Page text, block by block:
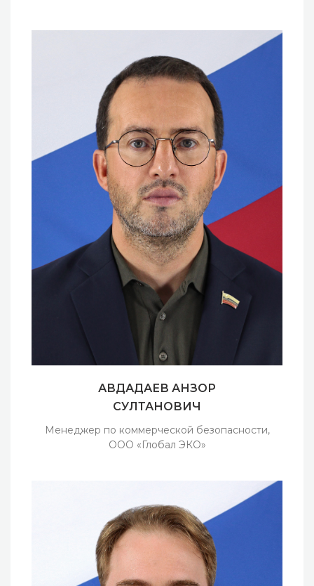
АВДАДАЕВ АНЗОР
СУЛТАНОВИЧ
Менеджер по коммерческой безопасности,
ООО «Глобал ЭКО»